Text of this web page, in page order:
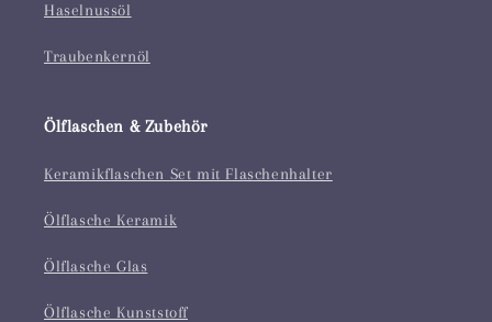
Haselnussöl
Traubenkernöl
Ölflaschen & Zubehör
Keramikflaschen Set mit Flaschenhalter
Ölflasche Keramik
Ölflasche Glas
Ölflasche Kunststoff